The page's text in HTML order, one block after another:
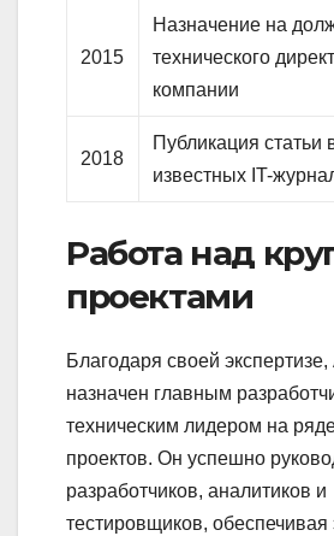
2015
Назначение на
технического
компании
2018
Публикация статьи
известных IT-
Работа над
проектами
Благодаря своей
назначен главным
техническим лидером на
проектов. Он успешно
разработчиков, аналитиков и
тестировщиков,